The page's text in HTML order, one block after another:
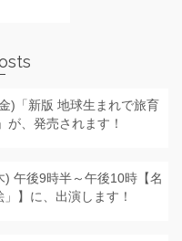
)「新版 地球生まれで旅育
が、発売されます！
) 午後9時半～午後10時【名
】に、出演します！